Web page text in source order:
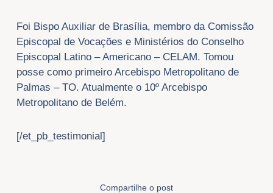
Foi Bispo Auxiliar de Brasília, membro da Comissão
Episcopal de Vocações e Ministérios do Conselho
Episcopal Latino – Americano – CELAM. Tomou
posse como primeiro Arcebispo Metropolitano de
Palmas – TO. Atualmente o 10º Arcebispo
Metropolitano de Belém.
[/et_pb_testimonial]
Compartilhe o post